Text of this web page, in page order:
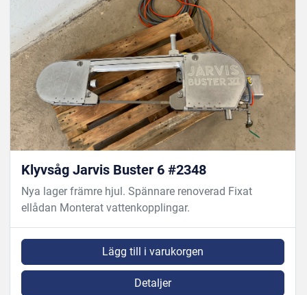
Klyvsåg Jarvis Buster 6 #2348
Nya lager främre hjul. Spännare renoverad Fixat
ellådan Monterat vattenkopplingar.
Lägg till i varukorgen
Detaljer